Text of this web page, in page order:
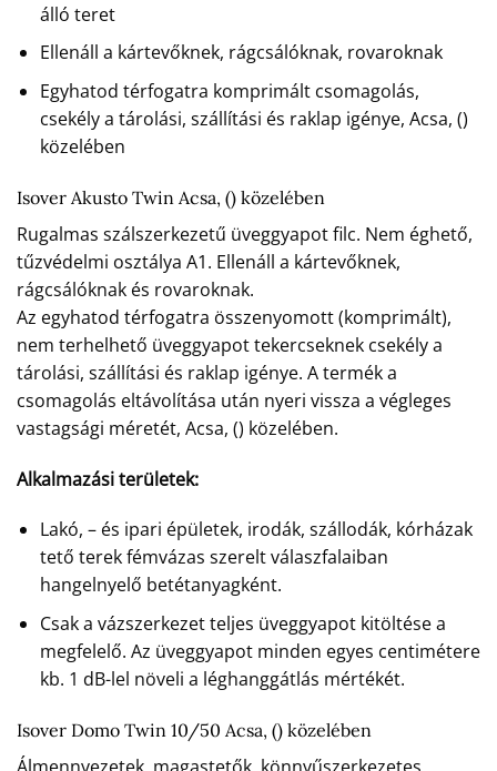
álló teret
Ellenáll a kártevőknek, rágcsálóknak, rovaroknak
Egyhatod térfogatra komprimált csomagolás,
csekély a tárolási, szállítási és raklap igénye, Acsa, ()
közelében
Isover Akusto Twin Acsa, () közelében
Rugalmas szálszerkezetű üveggyapot filc. Nem éghető,
tűzvédelmi osztálya A1. Ellenáll a kártevőknek,
rágcsálóknak és rovaroknak.
Az egyhatod térfogatra összenyomott (komprimált),
nem terhelhető üveggyapot tekercseknek csekély a
tárolási, szállítási és raklap igénye. A termék a
csomagolás eltávolítása után nyeri vissza a végleges
vastagsági méretét, Acsa, () közelében.
Alkalmazási területek:
Lakó, – és ipari épületek, irodák, szállodák, kórházak
tető terek fémvázas szerelt válaszfalaiban
hangelnyelő betétanyagként.
Csak a vázszerkezet teljes üveggyapot kitöltése a
megfelelő. Az üveggyapot minden egyes centimétere
kb. 1 dB-lel növeli a léghanggátlás mértékét.
Isover Domo Twin 10/50 Acsa, () közelében